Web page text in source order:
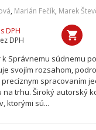
, Marián Fečík, Marek
s DPH
DPH
k Správnemu súdnemu
svojím rozsahom,
spracovaním
na trhu. Široký autorský
ktorými sú...